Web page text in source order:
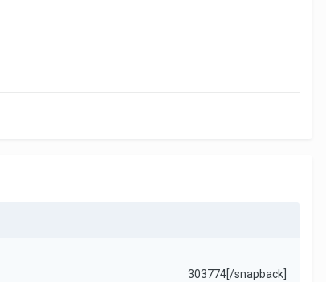
303774[/snapback]